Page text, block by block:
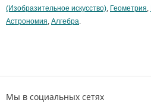
(Изобразительное искусство), Геометрия,
Астрономия, Алгебра.
Мы в социальных сетях